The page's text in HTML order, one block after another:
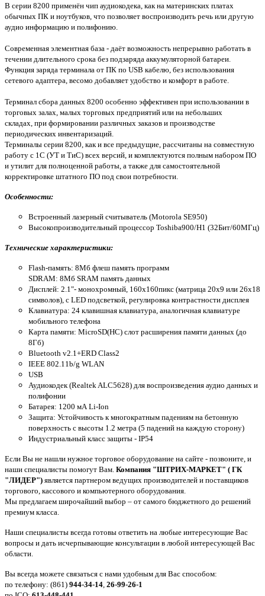
В серии 8200 применён чип аудиокодека, как на материнских платах
обычных ПК и ноутбуков, что позволяет воспроизводить речь или другую
аудио информацию и полифонию.
Современная элементная база - даёт возможность непрерывно работать в
течении длительного срока без подзаряда аккумуляторной батареи.
Функция заряда терминала от ПК по USB кабелю, без использования
сетевого адаптера, весомо добавляет удобство и комфорт в работе.
Терминал сбора данных 8200 особенно эффективен при использовании в
торговых залах, малых торговых предприятий или на небольших
складах, при формировании различных заказов и производстве
периодических инвентаризаций.
Терминалы серии 8200, как и все предыдущие, рассчитаны на совместную
работу с 1С (УТ и ТиС) всех версий, и комплектуются полным набором ПО
и утилит для полноценной работы, а также для самостоятельной
корректировке штатного ПО под свои потребности.
Особенности:
Встроенный лазерный считыватель (Motorola SE950)
Высокопроизводительный процессор Toshiba900/H1 (32Бит/60МГц)
Технические характеристики:
Flash-память: 8Мб флеш память программ
SDRAM: 8Мб SRAM память данных
Дисплей: 2.1"- монохромный, 160x160пикс (матрица 20x9 или 26х18
символов), c LED подсветкой, регулировка контрастности дисплея
Клавиатура: 24 клавишная клавиатура, аналогичная клавиатуре
мобильного телефона
Карта памяти: MicroSD(HC) слот расширения памяти данных (до
8Гб)
Bluetooth v2.1+ERD Class2
IEEE 802.11b/g WLAN
USB
Аудиокодек (Realtek ALC5628) для воспроизведения аудио данных и
полифонии
Батарея: 1200 мА Li-Ion
Защита: Устойчивость к многократным падениям на бетонную
поверхность с высоты 1.2 метра (5 падений на каждую сторону)
Индустриальный класс защиты - IP54
Если Вы не нашли нужное торговое оборудование на сайте - позвоните, и
наши специалисты помогут Вам. Компания "ШТРИХ-МАРКЕТ" ( ГК
"ЛИДЕР") является партнером ведущих производителей и поставщиков
торгового, кассового и компьютерного оборудования.
Мы предлагаем широчайший выбор – от самого бюджетного до решений
премиум класса.
Наши специалисты всегда готовы ответить на любые интересующие Вас
вопросы и дать исчерпывающие консультации в любой интересующей Вас
области.
Вы всегда можете связаться с нами удобным для Вас способом:
по телефону: (861) 944-34-14 26-99-26-1